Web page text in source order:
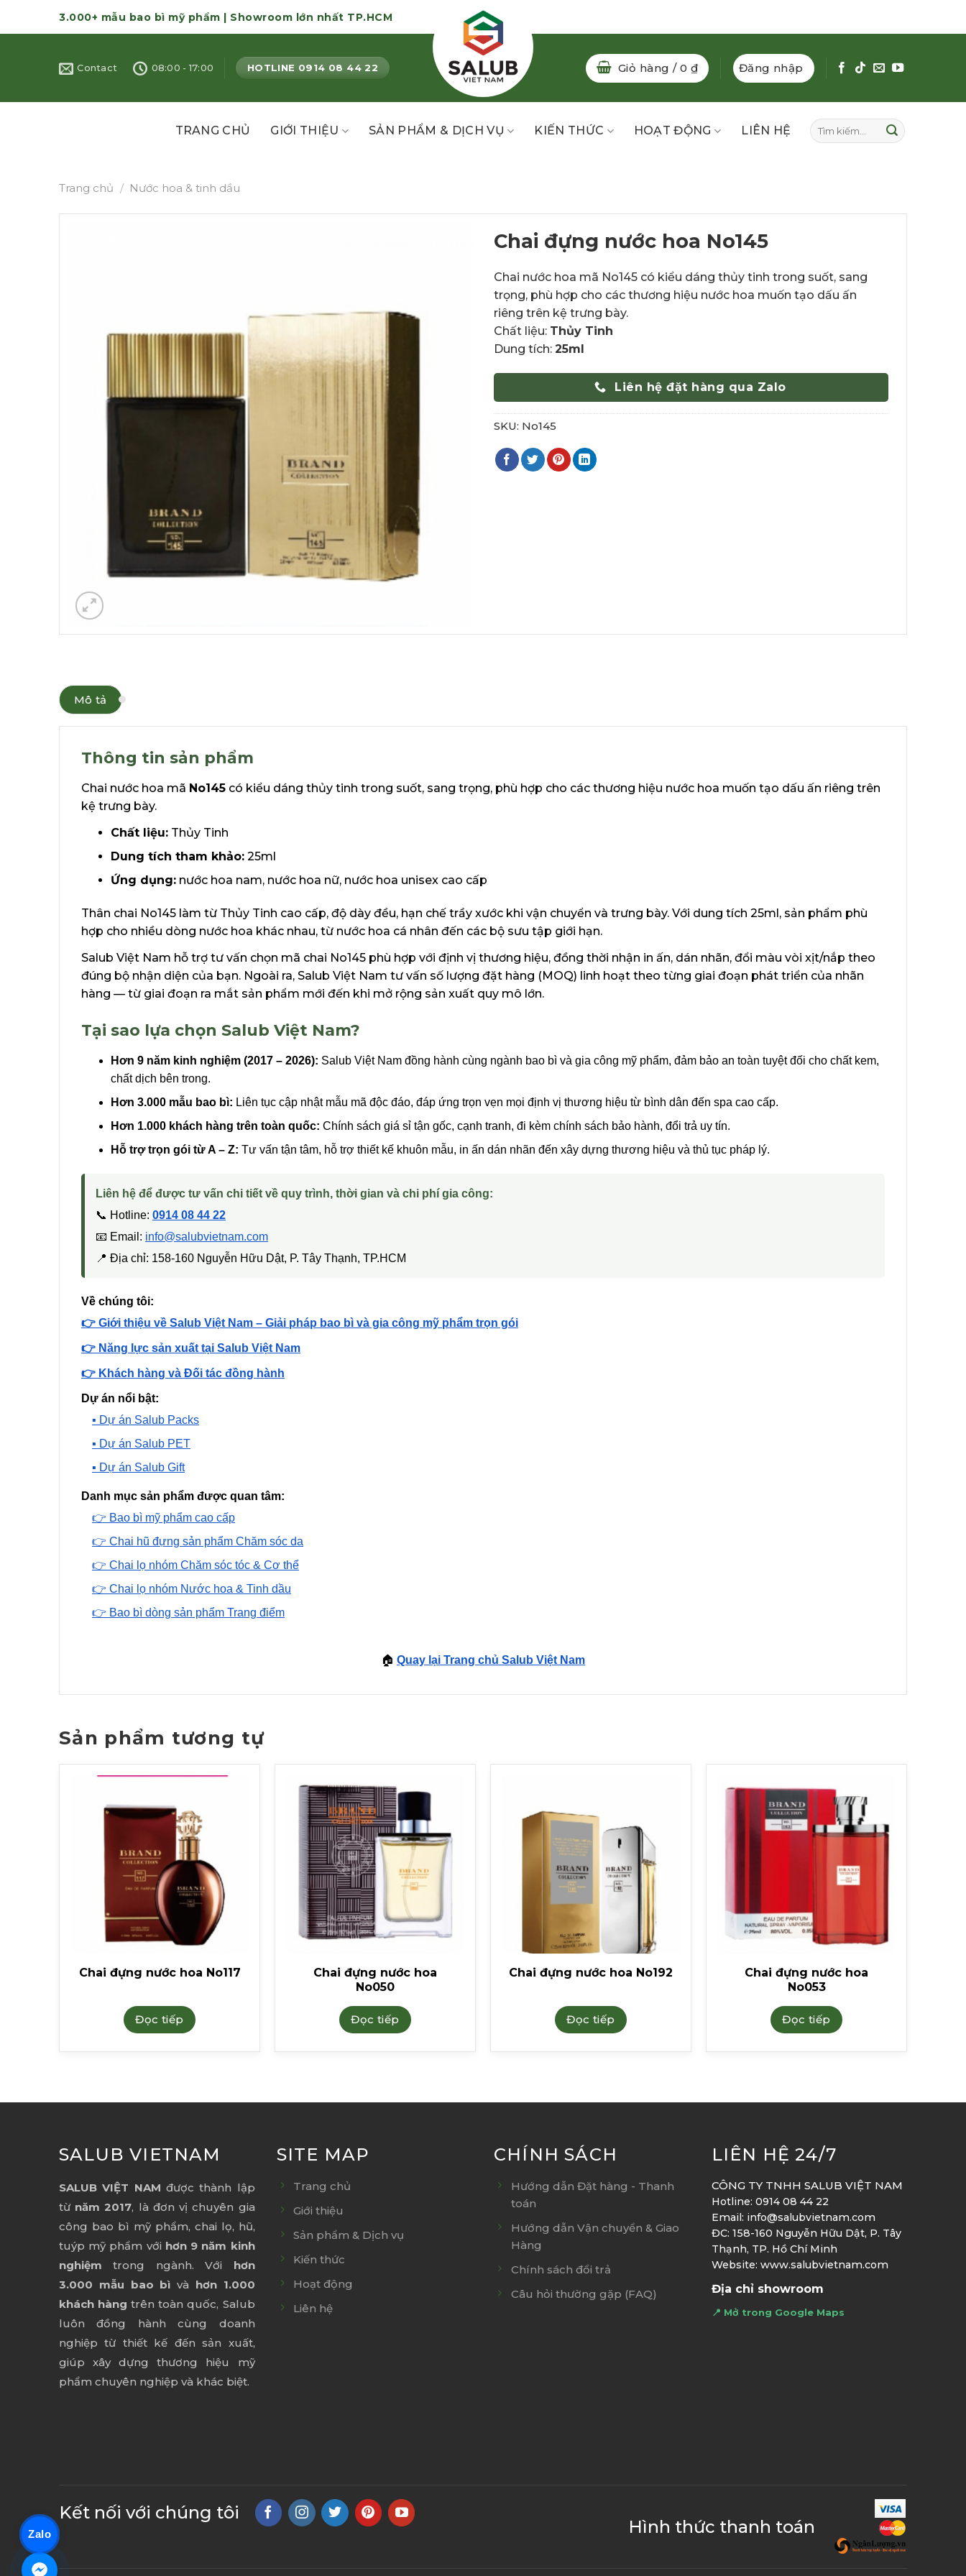
3.000+ mẫu bao bì mỹ phẩm | Showroom lớn nhất TP.HCM
Contact 08:00 - 17:00 HOTLINE 0914 08 44 22 Giỏ hàng / 0 ₫ Đăng nhập
TRANG CHỦ GIỚI THIỆU SẢN PHẨM & DỊCH VỤ KIẾN THỨC HOẠT ĐỘNG LIÊN HỆ
Tìm
kiếm:
Trang chủ / Nước hoa & tinh dầu
Chai đựng nước hoa No145
Chai nước hoa mã No145 có kiểu dáng thủy tinh trong suốt, sang
trọng, phù hợp cho các thương hiệu nước hoa muốn tạo dấu ấn
riêng trên kệ trưng bày.
Chất liệu: Thủy Tinh
Dung tích: 25ml
Liên hệ đặt hàng qua Zalo
SKU: No145
Mô tả
Thông tin sản phẩm
Chai nước hoa mã No145 có kiểu dáng thủy tinh trong suốt, sang trọng, phù hợp cho các thương hiệu nước hoa muốn tạo dấu ấn riêng trên
kệ trưng bày.
Chất liệu:Thủy Tinh
Dung tích tham khảo:25ml
Ứng dụng:nước hoa nam, nước hoa nữ, nước hoa unisex cao cấp
Thân chai No145 làm từ Thủy Tinh cao cấp, độ dày đều, hạn chế trầy xước khi vận chuyển và trưng bày. Với dung tích 25ml, sản phẩm phù
hợp cho nhiều dòng nước hoa khác nhau, từ nước hoa cá nhân đến các bộ sưu tập giới hạn.
Salub Việt Nam hỗ trợ tư vấn chọn mã chai No145 phù hợp với định vị thương hiệu, đồng thời nhận in ấn, dán nhãn, đổi màu vòi xịt/nắp theo
đúng bộ nhận diện của bạn. Ngoài ra, Salub Việt Nam tư vấn số lượng đặt hàng (MOQ) linh hoạt theo từng giai đoạn phát triển của nhãn
hàng — từ giai đoạn ra mắt sản phẩm mới đến khi mở rộng sản xuất quy mô lớn.
Tại sao lựa chọn Salub Việt Nam?
Hơn 9 năm kinh nghiệm (2017 – 2026): Salub Việt Nam đồng hành cùng ngành bao bì và gia công mỹ phẩm, đảm bảo an toàn tuyệt đối cho chất kem,
chất dịch bên trong.
Hơn 3.000 mẫu bao bì: Liên tục cập nhật mẫu mã độc đáo, đáp ứng trọn vẹn mọi định vị thương hiệu từ bình dân đến spa cao cấp.
Hơn 1.000 khách hàng trên toàn quốc: Chính sách giá sỉ tận gốc, cạnh tranh, đi kèm chính sách bảo hành, đổi trả uy tín.
Hỗ trợ trọn gói từ A – Z: Tư vấn tận tâm, hỗ trợ thiết kế khuôn mẫu, in ấn dán nhãn đến xây dựng thương hiệu và thủ tục pháp lý.
Liên hệ để được tư vấn chi tiết về quy trình, thời gian và chi phí gia công:
📞 Hotline: 0914 08 44 22
📧 Email: info@salubvietnam.com
📍 Địa chỉ: 158-160 Nguyễn Hữu Dật, P. Tây Thạnh, TP.HCM
Về chúng tôi:
👉 Giới thiệu về Salub Việt Nam – Giải pháp bao bì và gia công mỹ phẩm trọn gói
👉 Năng lực sản xuất tại Salub Việt Nam
👉 Khách hàng và Đối tác đồng hành
Dự án nổi bật:
▪️ Dự án Salub Packs
▪️ Dự án Salub PET
▪️ Dự án Salub Gift
Danh mục sản phẩm được quan tâm:
👉 Bao bì mỹ phẩm cao cấp
👉 Chai hũ đựng sản phẩm Chăm sóc da
👉 Chai lọ nhóm Chăm sóc tóc & Cơ thể
👉 Chai lọ nhóm Nước hoa & Tinh dầu
👉 Bao bì dòng sản phẩm Trang điểm
🏠 Quay lại Trang chủ Salub Việt Nam
Sản phẩm tương tự
Chai đựng nước hoa No117
Đọc tiếp
Chai đựng nước hoa
No050
Đọc tiếp
Chai đựng nước hoa No192
Đọc tiếp
Chai đựng nước hoa
No053
Đọc tiếp
SALUB VIETNAM
SALUB VIỆT NAM được thành lập
từ năm 2017, là đơn vị chuyên gia
công bao bì mỹ phẩm, chai lọ, hũ,
tuýp mỹ phẩm với hơn 9 năm kinh
nghiệm trong ngành. Với hơn
3.000 mẫu bao bì và hơn 1.000
khách hàng trên toàn quốc, Salub
luôn đồng hành cùng doanh
nghiệp từ thiết kế đến sản xuất,
giúp xây dựng thương hiệu mỹ
phẩm chuyên nghiệp và khác biệt.
SITE MAP
Trang chủ
Giới thiệu
Sản phẩm & Dịch vụ
Kiến thức
Hoạt động
Liên hệ
CHÍNH SÁCH
Hướng dẫn Đặt hàng - Thanh
toán
Hướng dẫn Vận chuyển & Giao
Hàng
Chính sách đổi trả
Câu hỏi thường gặp (FAQ)
LIÊN HỆ 24/7
CÔNG TY TNHH SALUB VIỆT NAM
Hotline: 0914 08 44 22
Email: info@salubvietnam.com
ĐC: 158-160 Nguyễn Hữu Dật, P. Tây
Thạnh, TP. Hồ Chí Minh
Website: www.salubvietnam.com
Địa chỉ showroom
📍 Mở trong Google Maps
Kết nối với chúng tôi
Hình thức thanh toán
Zalo